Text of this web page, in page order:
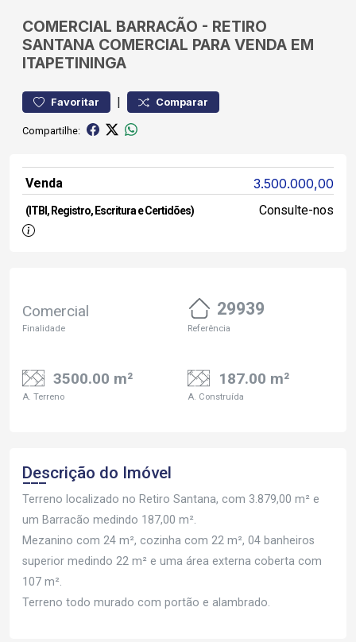
COMERCIAL BARRACÃO - RETIRO
SANTANA COMERCIAL PARA VENDA EM
ITAPETININGA
Favoritar | Comparar
Compartilhe:
Venda 3.500.000,00
(ITBI, Registro, Escritura e Certidões) Consulte-nos
Comercial
Finalidade
29939
Referência
3500.00 m²
A. Terreno
187.00 m²
A. Construída
Descrição do Imóvel
Terreno localizado no Retiro Santana, com 3.879,00 m² e
um Barracão medindo 187,00 m².
Mezanino com 24 m², cozinha com 22 m², 04 banheiros
superior medindo 22 m² e uma área externa coberta com
107 m².
Terreno todo murado com portão e alambrado.